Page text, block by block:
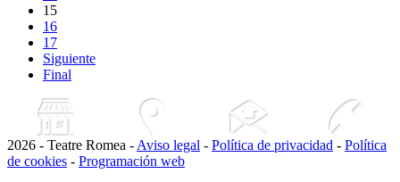
15
16
17
Siguiente
Final
2026 - Teatre Romea - Aviso legal - Política de privacidad - Política
de cookies - Programación web